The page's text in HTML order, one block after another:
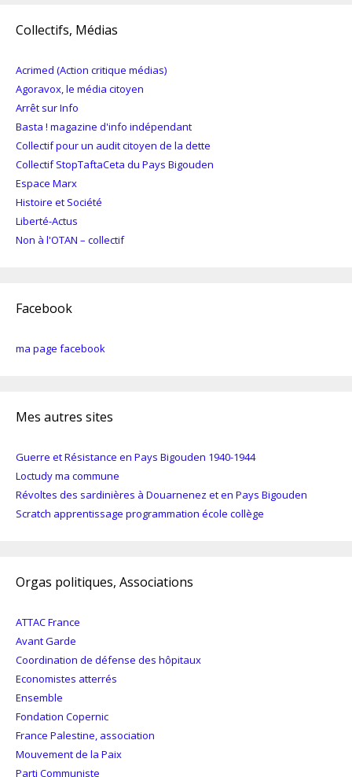
Collectifs, Médias
Acrimed (Action critique médias)
Agoravox, le média citoyen
Arrêt sur Info
Basta ! magazine d'info indépendant
Collectif pour un audit citoyen de la dette
Collectif StopTaftaCeta du Pays Bigouden
Espace Marx
Histoire et Société
Liberté-Actus
Non à l'OTAN – collectif
Facebook
ma page facebook
Mes autres sites
Guerre et Résistance en Pays Bigouden 1940-1944
Loctudy ma commune
Révoltes des sardinières à Douarnenez et en Pays Bigouden
Scratch apprentissage programmation école collège
Orgas politiques, Associations
ATTAC France
Avant Garde
Coordination de défense des hôpitaux
Economistes atterrés
Ensemble
Fondation Copernic
France Palestine, association
Mouvement de la Paix
Parti Communiste